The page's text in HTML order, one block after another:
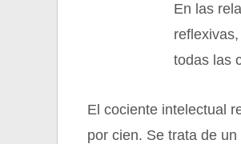
En las
todas las
El cociente intelectual
por cien. Se trata de